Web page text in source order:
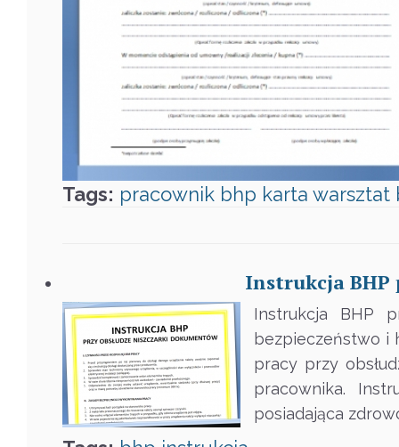
Tags: pracownik bhp karta warsztat
Instrukcja BHP
Instrukcja BHP
bezpieczeństwo i
pracy przy
pracownika.
posiadająca